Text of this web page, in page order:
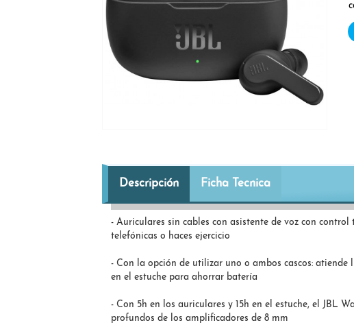
Descripción Ficha Tecnica
- Auriculares sin cables con asistente de voz con
telefónicas o haces ejercicio
- Con la opción de utilizar uno o ambos cascos:
en el estuche para ahorrar batería
- Con 5h en los auriculares y 15h en el estuche, el JBL
profundos de los amplificadores de 8 mm